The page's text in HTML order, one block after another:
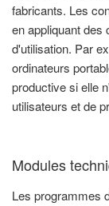
fabricants. Les
en appliquant
d'utilisation. Par
ordinateurs
productive si elle
utilisateurs et de
Modules
Les programmes